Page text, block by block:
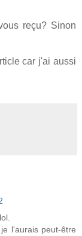
reçu? Sinon
car j'ai aussi
l'aurais peut-être